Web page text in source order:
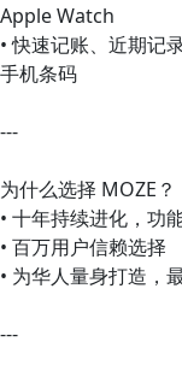
Apple Watch
• 快速记账、近期记
手机条码
---
为什么选择 MOZE？
• 十年持续进化，功
• 百万用户信赖选择
• 为华人量身打造，
---